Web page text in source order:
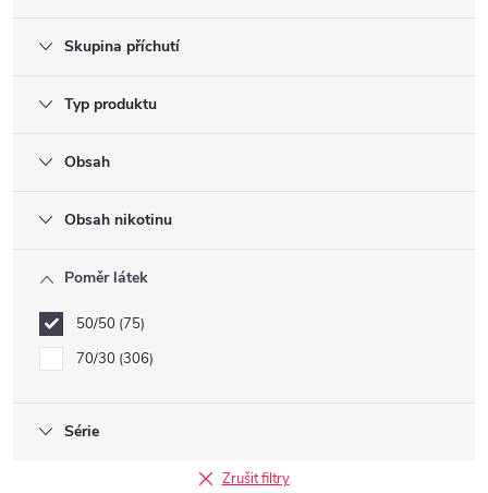
Skupina příchutí
Typ produktu
Obsah
Obsah nikotinu
Poměr látek
50/50 75
70/30 306
Série
Zrušit filtry